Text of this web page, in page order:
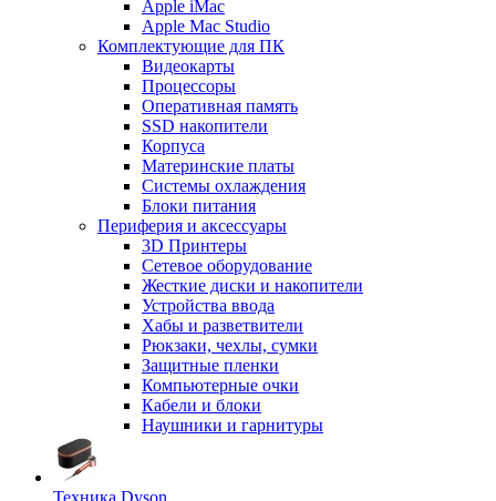
Apple iMac
Apple Mac Studio
Комплектующие для ПК
Видеокарты
Процессоры
Оперативная память
SSD накопители
Корпуса
Материнские платы
Системы охлаждения
Блоки питания
Периферия и аксессуары
3D Принтеры
Сетевое оборудование
Жесткие диски и накопители
Устройства ввода
Хабы и разветвители
Рюкзаки, чехлы, сумки
Защитные пленки
Компьютерные очки
Кабели и блоки
Наушники и гарнитуры
Техника Dyson